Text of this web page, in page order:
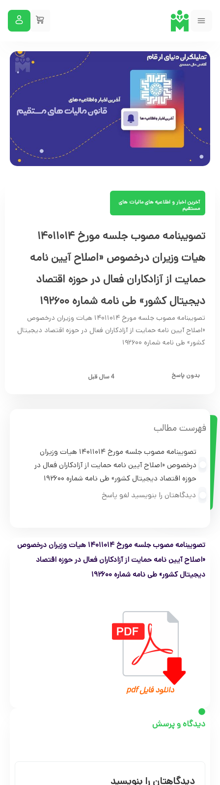
آخرین اخبار و اطلاعیه های مالیات های
مستقیم
تصویبنامه مصوب جلسه مورخ ۱۴۰۱۱۰۱۴
هیات وزیران درخصوص «اصلاح آیین نامه
حمایت از آزادکاران فعال در حوزه اقتصاد
دیجیتال کشور» طی نامه شماره ۱۹۲۶۰۰
تصویبنامه مصوب جلسه مورخ ۱۴۰۱۱۰۱۴ هیات وزیران درخصوص
«اصلاح آیین نامه حمایت از آزادکاران فعال در حوزه اقتصاد دیجیتال
کشور» طی نامه شماره ۱۹۲۶۰۰
بدون پاسخ 4 سال قبل
فهرست مطالب
تصویبنامه مصوب جلسه مورخ ۱۴۰۱۱۰۱۴ هیات وزیران
درخصوص «اصلاح آیین نامه حمایت از آزادکاران فعال در
حوزه اقتصاد دیجیتال کشور» طی نامه شماره ۱۹۲۶۰۰
دیدگاهتان را بنویسید لغو پاسخ
تصویبنامه مصوب جلسه مورخ ۱۴۰۱۱۰۱۴ هیات وزیران درخصوص
«اصلاح آیین نامه حمایت از آزادکاران فعال در حوزه اقتصاد
دیجیتال کشور» طی نامه شماره ۱۹۲۶۰۰
دانلود فایل pdf
دیدگاه و پرسش
دیدگاهتان را بنویسید